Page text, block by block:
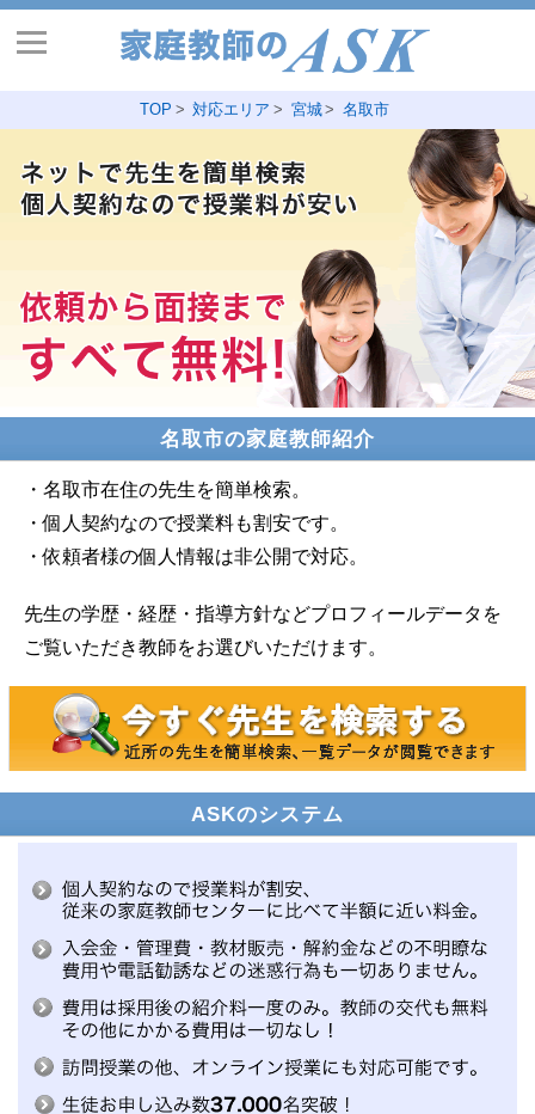
TOP 対応エリア 宮城 名取市
名取市の家庭教師紹介
・名取市在住の先生を簡単検索。
・個人契約なので授業料も割安です。
・依頼者様の個人情報は非公開で対応。
先生の学歴・経歴・指導方針などプロフィールデータを
ご覧いただき教師をお選びいただけます。
ASKのシステム